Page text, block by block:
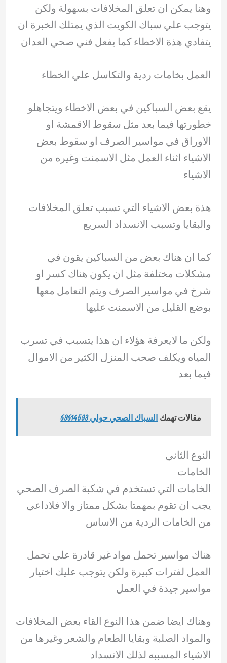
وهنا يمكن ان تعلق المخلافات بسهولة ولكن
يتوجب علي سباك الكويت الذي يمتلك الخبرة ان
يتفادي هذة الاخطاء كما يفعل فني صحي العدان
العمل بخامات ردية والتكاسل علي الخطاء
يقع بعض السباكين في بعض الاخطاء ويتجاهلو
خطورتها فيما بعد مثل سقوط الاقمشة او
الاوراق في مواسير الصرف او سقوط بعض
الاشياء اثناء العمل مثل الاسمنت وغيره من
الاشياء
هذة بعض الاشياء التي تسبب تعلق المخلافات
والبقايا وتسبب الانسداد السريع
كما ان هناك بعض من السباكين يقون في
مشكلات مختلفة مثل ان يكون هناك كسر او
شرخ في مواسير الصرف ويتم التعامل معها
بوضع القليل من الاسمنت عليها
ولكن ما لايعرفة هؤلاء ان هذا يتسبب في تسرب
المياه ويكلف صحب المنزل الكثير من الاموال
فيما بعد
مقالات تهمك السباك الصحي حولي 69614593
النوع الثاني
الخامات
الخامات التي تستخدم في شكبة الصرف الصحي
يجب ان تقوم بمهمتا بشكل ممتاز والا فلاداعي
من الخامات الردية من الاساس
هناك مواسير تحمل مواد غير قادرة علي تحمل
العمل لفترات كبيرة ولكن يتوجب عليك اختيار
مواسير جيدة في العمل
وهناك ايضا ضمن هذا النوع القاء بعض المخلافات
والمواد الصلبة وبقايا الطعام والشعر وغيرها من
الاشياء المسببه لذلك الانسداد